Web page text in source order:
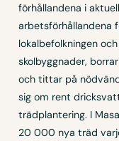
förhållandena i
arbetsförhållandena
lokalbefolkningen
skolbyggnader,
och tittar på
sig om rent
trädplantering. I
20 000 nya träd